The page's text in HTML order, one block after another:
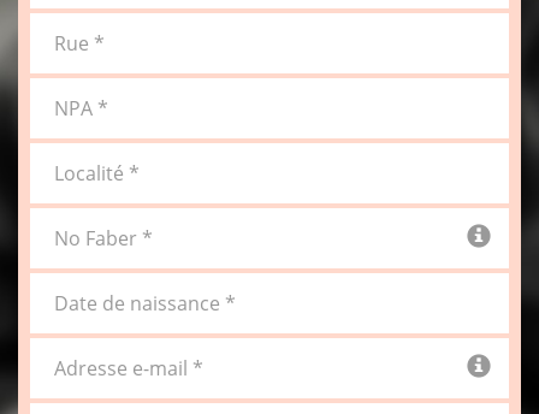
Rue *
NPA *
Localité *
No Faber *
Date de naissance *
Adresse e-mail *